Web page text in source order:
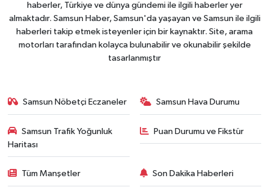
haberler, Türkiye ve dünya gündemi ile ilgili haberler yer
almaktadır. Samsun Haber, Samsun'da yaşayan ve Samsun ile ilgili
haberleri takip etmek isteyenler için bir kaynaktır. Site, arama
motorları tarafından kolayca bulunabilir ve okunabilir şekilde
tasarlanmıştır
Samsun Nöbetçi Eczaneler Samsun Hava Durumu
Samsun Trafik Yoğunluk
Haritası
Puan Durumu ve Fikstür
Tüm Manşetler Son Dakika Haberleri